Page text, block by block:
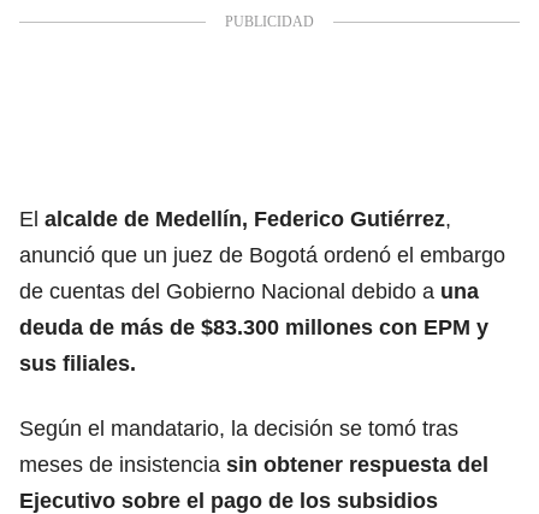
El alcalde de Medellín, Federico Gutiérrez,
anunció que un juez de Bogotá ordenó el embargo
de cuentas del Gobierno Nacional debido a una
deuda de más de $83.300 millones con EPM y
sus filiales.
Según el mandatario, la decisión se tomó tras
meses de insistencia sin obtener respuesta del
Ejecutivo sobre el pago de los subsidios